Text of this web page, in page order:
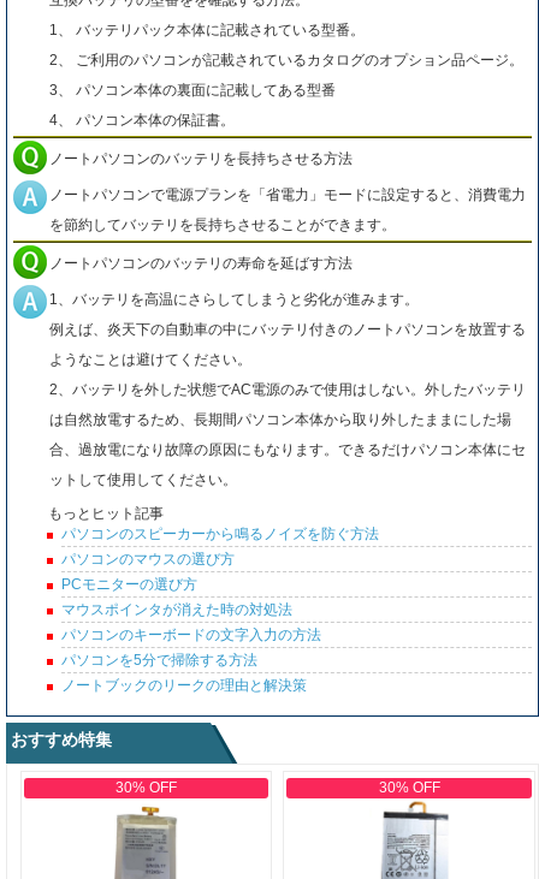
1、 バッテリパック本体に記載されている型番。
2、 ご利用のパソコンが記載されているカタログのオプション品ページ。
3、 パソコン本体の裏面に記載してある型番
4、 パソコン本体の保証書。
ノートパソコンのバッテリを長持ちさせる方法
ノートパソコンで電源プランを「省電力」モードに設定すると、消費電力
を節約してバッテリを長持ちさせることができます。
ノートパソコンのバッテリの寿命を延ばす方法
1、バッテリを高温にさらしてしまうと劣化が進みます。
例えば、炎天下の自動車の中にバッテリ付きのノートパソコンを放置する
ようなことは避けてください。
2、バッテリを外した状態でAC電源のみで使用はしない。外したバッテリ
は自然放電するため、長期間パソコン本体から取り外したままにした場
合、過放電になり故障の原因にもなります。できるだけパソコン本体にセ
ットして使用してください。
もっとヒット記事
パソコンのスピーカーから鳴るノイズを防ぐ方法
パソコンのマウスの選び方
PCモニターの選び方
マウスポインタが消えた時の対処法
パソコンのキーボードの文字入力の方法
パソコンを5分で掃除する方法
ノートブックのリークの理由と解決策
おすすめ特集
30% OFF 30% OFF